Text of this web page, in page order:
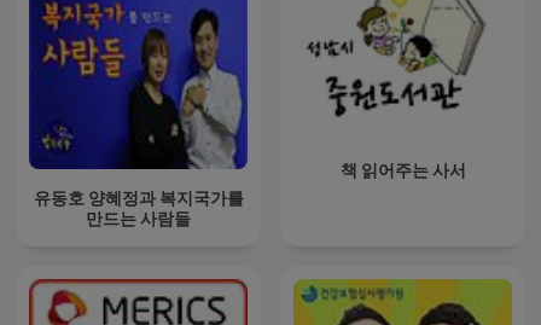
유동호 양혜정과 복지국가를
만드는 사람들
책 읽어주는 사서